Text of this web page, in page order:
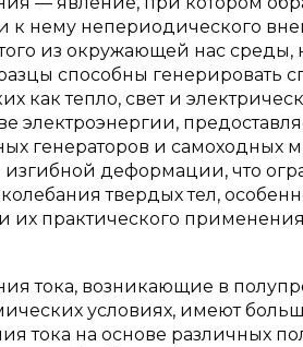
к нему непериодического
из окружающей нас
способны генерировать
как тепло, свет и
электроэнергии,
генераторов и самоходных
изгибной деформации, что
твердых тел,
их практического
тока, возникающие в
условиях, имеют
тока на основе различных